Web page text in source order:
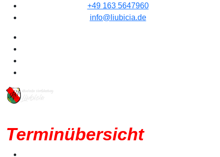
+49 163 5647960
info@liubicia.de
Terminübersicht